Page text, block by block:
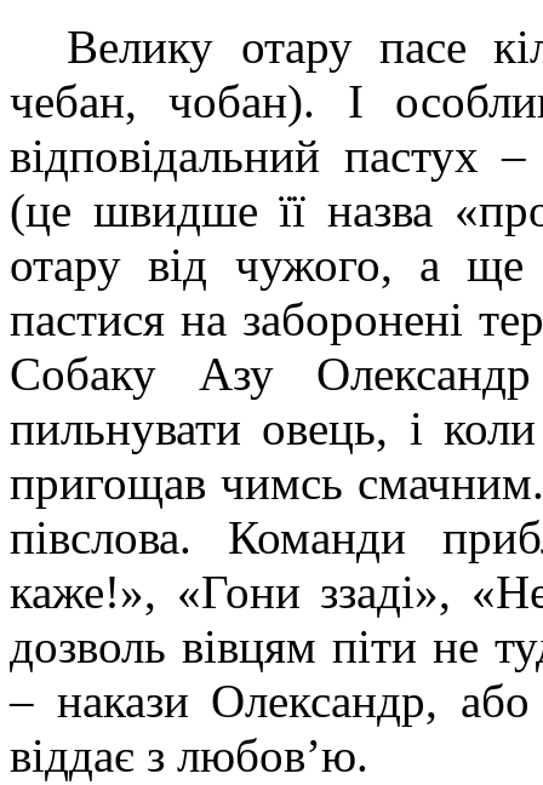
Велику отару пасе
чебан, чобан). І
відповідальний пастух
(це швидше її назва
отару від чужого, а ще
пастися на заборонені
Собаку Азу
пильнувати овець, і
пригощав чимсь смачним.
півслова. Команди
каже!», «Гони ззаді»,
дозволь вівцям піти не
– накази Олександр,
віддає з любов’ю.